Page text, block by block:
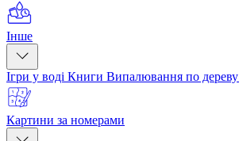
Інше
Ігри у воді Книги Випалювання по дереву
Картини за номерами